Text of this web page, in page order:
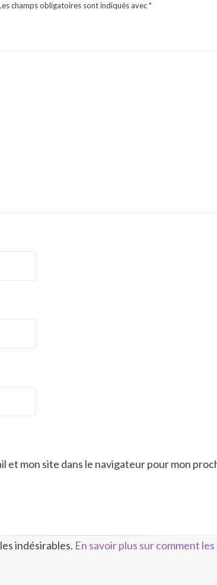
champs obligatoires sont indiqués avec*
et mon site dans le navigateur pour mon
indésirables. En savoir plus sur comment